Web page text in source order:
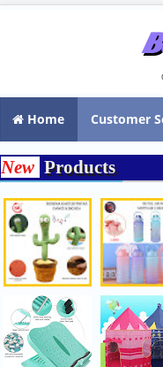
Home Customer
New Products